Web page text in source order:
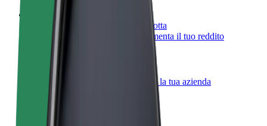
Iscriviti come proprietario della flotta
Aggiungi la tua flotta a Bolt e aumenta il tuo reddito
Bolt per le aziende
Prodotti e servizi Bolt scalabili per la tua azienda